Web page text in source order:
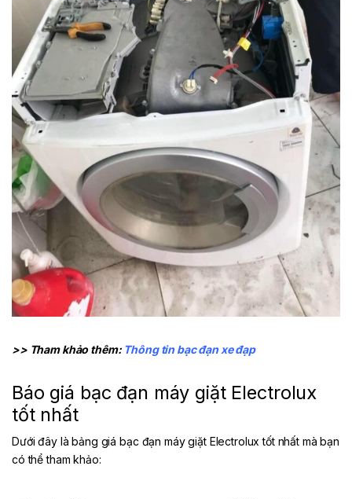
>> Tham khảo thêm: Thông tin bạc đạn xe đạp
Báo giá bạc đạn máy giặt Electrolux
tốt nhất
Dưới đây là bảng giá bạc đạn máy giặt Electrolux tốt nhất mà bạn
có thể tham khảo: